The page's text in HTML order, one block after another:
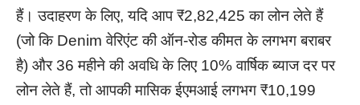
हैं। उदाहरण के लिए, यदि आप ₹2,82,425 का लोन लेते हैं
(जो कि Denim वेरिएंट की ऑन-रोड कीमत के लगभग बराबर
है) और 36 महीने की अवधि के लिए 10% वार्षिक ब्याज दर पर
लोन लेते हैं, तो आपकी मासिक ईएमआई लगभग ₹10,199